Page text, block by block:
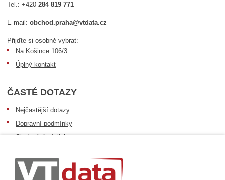
Tel.:+420284 819 771
E-mail:obchod.praha@vtdata.cz
Přijďte si osobně vybrat:
Na Košince 106/3
Úplný kontakt
ČASTÉ DOTAZY
Nejčastější dotazy
Dopravní podmínky
Sledování zásilek
Informace k dostupnosti zboží
Obecné informace